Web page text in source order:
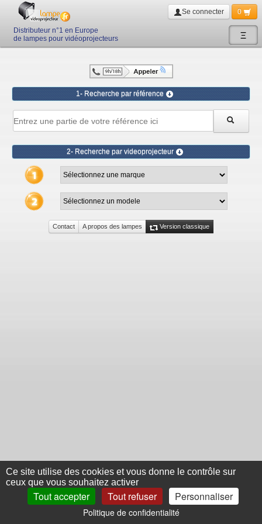
Ξ
Distributeur n°1 en Europe
de lampes pour vidéoprojecteurs
Se connecter 0
1- Recherche par référence
2- Recherche par videoprojecteur
Contact A propos des lampes Version classique
Ce site utilise des cookies et vous donne le contrôle sur
ceux que vous souhaitez activer
Tout accepter Tout refuser Personnaliser
Politique de confidentialité